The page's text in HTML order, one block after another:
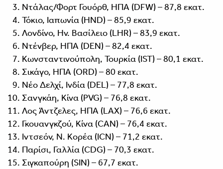
Ντάλας/Φορτ Γουόρθ, ΗΠΑ (DFW) – 87,8 εκατ.
Τόκιο, Ιαπωνία (HND) – 85,9 εκατ.
Λονδίνο, Ην. Βασίλειο (LHR) – 83,9 εκατ.
Ντένβερ, ΗΠΑ (DEN) – 82,4 εκατ.
Κωνσταντινούπολη, Τουρκία (IST) – 80,1 εκατ.
Σικάγο, ΗΠΑ (ORD) – 80 εκατ.
Νέο Δελχί, Ινδία (DEL) – 77,8 εκατ.
Σανγκάη, Κίνα (PVG) – 76,8 εκατ.
Λος Άντζελες, ΗΠΑ (LAX) – 76,6 εκατ.
Γκουανγκζού, Κίνα (CAN) – 76,4 εκατ.
Ιντσεόν, Ν. Κορέα (ICN) – 71,2 εκατ.
Παρίσι, Γαλλία (CDG) – 70,3 εκατ.
Σιγκαπούρη (SIN) – 67,7 εκατ.